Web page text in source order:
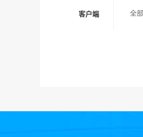
客户端 全部